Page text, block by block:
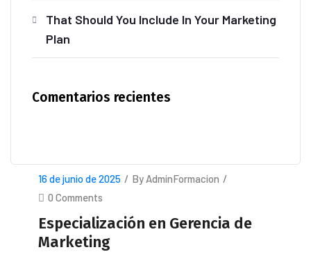
That Should You Include In Your Marketing
Plan
Comentarios recientes
16 de junio de 2025 / By AdminFormacion /
0 Comments
Especialización en Gerencia de
Marketing